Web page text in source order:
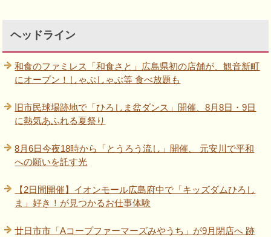
ヘッドライン
和食のファミレス「和食さと」広島県初の店舗が、観音新町
にオープン！しゃぶしゃぶ等 食べ放題も
旧市民球場跡地で「ひろしま盆ダンス」開催、8月8日・9日
に熱気あふれる夏祭り
8月6日今夜18時から「とうろう流し」開催、 元安川で平和
への願いを託す光
【2日間開催】イオンモール広島府中で「キッズダムひろし
ま」好き！が見つかるお仕事体験
廿日市市「Aコープファーマーズみやうち」が9月閉店へ 跡